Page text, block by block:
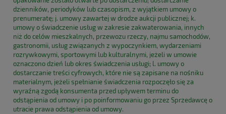
dzienników, periodyków lub czasopism, z wyjątkiem umowy o
prenumeratę; j. umowy zawartej w drodze aukcji publicznej; k.
umowy o świadczenie usług w zakresie zakwaterowania, innych
niż do celów mieszkalnych, przewozu rzeczy, najmu samochodów,
gastronomii, usług związanych z wypoczynkiem, wydarzeniami
rozrywkowymi, sportowymi lub kulturalnymi, jeżeli w umowie
oznaczono dzień lub okres świadczenia usługi; l. umowy o
dostarczanie treści cyfrowych, które nie są zapisane na nośniku
materialnym, jeżeli spełnianie świadczenia rozpoczęło się za
wyraźną zgodą konsumenta przed upływem terminu do
odstąpienia od umowy i po poinformowaniu go przez Sprzedawcę o
utracie prawa odstąpienia od umowy.